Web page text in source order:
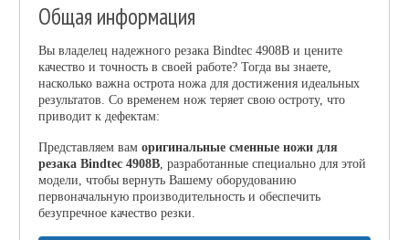
Общая информация
Вы владелец надежного резака Bindtec 4908B и цените
качество и точность в своей работе? Тогда вы знаете,
насколько важна острота ножа для достижения идеальных
результатов. Со временем нож теряет свою остроту, что
приводит к дефектам:
Представляем вам оригинальные сменные ножи для
резака Bindtec 4908B, разработанные специально для этой
модели, чтобы вернуть Вашему оборудованию
первоначальную производительность и обеспечить
безупречное качество резки.